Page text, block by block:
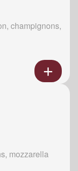
champignons,
mozzarella